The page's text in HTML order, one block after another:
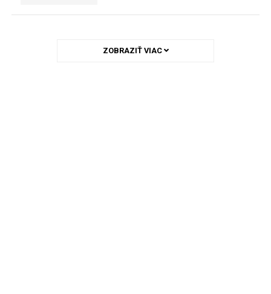
ZOBRAZIŤ VIAC